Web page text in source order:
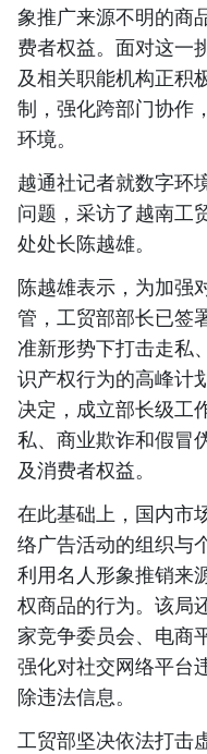
象推广来源不明的商
费者权益。面对这一
及相关职能机构正积
制，强化跨部门协作
环境。
越通社记者就数字环
问题，采访了越南工
处处长陈越雄。
陈越雄表示，为加强
管，工贸部部长已签
准新形势下打击走私
识产权行为的高峰计
决定，成立部长级工
私、商业欺诈和假冒
及消费者权益。
在此基础上，国内市
络广告活动的组织与
利用名人形象推销来
权商品的行为。该局
家竞争委员会、电商
强化对社交网络平台
除违法信息。
工贸部坚决依法打击